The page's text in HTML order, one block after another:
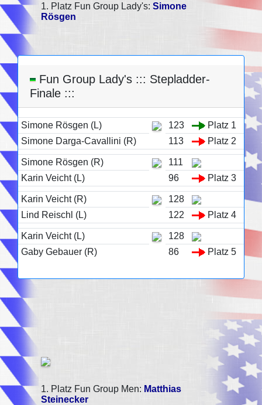
1. Platz Fun Group Lady's: Simone
Rösgen
Fun Group Lady's ::: Stepladder-
Finale :::
Simone Rösgen (L) 123
Platz 1
Simone Darga-Cavallini (R)
113 Platz 2
Simone Rösgen (R)
111
Karin Veicht (L)
96 Platz 3
Karin Veicht (R)
128
Lind Reischl (L)
122 Platz 4
Karin Veicht (L)
128
Gaby Gebauer (R)
86 Platz 5
1. Platz Fun Group Men: Matthias
Steinecker